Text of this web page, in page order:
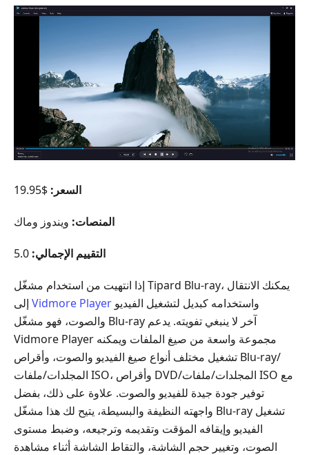
السعر: $19.95
المنصات: ويندوز وماك
التقييم الإجمالي:
إذا انتهيت من استخدام مشغّل Tipard Blu-ray، يمكنك الانتقال
Vidmore Player
والصوت، فهو مشغّل Blu-ray آخر لا ينبغي تفويته. يدعم
Vidmore Player مجموعة واسعة من صيغ الملفات ويمكنه
تشغيل مختلف أنواع صيغ الفيديو والصوت، وأقراص Blu-ray/
المجلدات/ملفات ISO، وأقراص DVD/المجلدات/ملفات ISO مع
توفير جودة جيدة للفيديو والصوت. علاوة على ذلك، بفضل
واجهته النظيفة والبسيطة، يتيح لك هذا مشغّل Blu-ray تشغيل
الفيديو وإيقافه المؤقت وتقديمه وترجيعه، وضبط مستوى
الصوت، وتغيير حجم الشاشة، والتقاط الشاشة أثناء مشاهدة